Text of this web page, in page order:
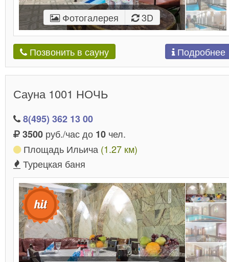
Фотогалерея 3D
Позвонить в сауну Подробнее
Сауна 1001 НОЧЬ
8(495) 362 13 00
3500 руб./час до 10 чел.
Площадь Ильича (1.27 км)
Турецкая баня